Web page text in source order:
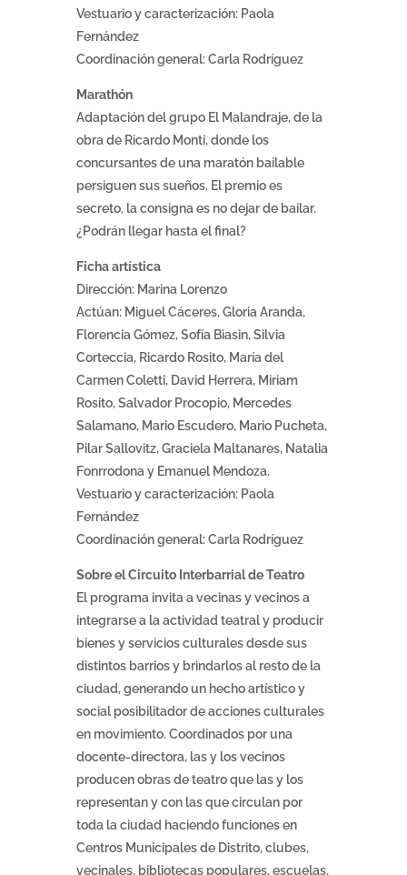
Vestuario y caracterización: Paola
Fernández
Coordinación general: Carla Rodríguez
Marathón
Adaptación del grupo El Malandraje, de la
obra de Ricardo Monti, donde los
concursantes de una maratón bailable
persiguen sus sueños. El premio es
secreto, la consigna es no dejar de bailar.
¿Podrán llegar hasta el final?
Ficha artística
Dirección: Marina Lorenzo
Actúan: Miguel Cáceres, Gloria Aranda,
Florencia Gómez, Sofía Biasin, Silvia
Corteccia, Ricardo Rosito, María del
Carmen Coletti, David Herrera, Miriam
Rosito, Salvador Procopio, Mercedes
Salamano, Mario Escudero, Mario Pucheta,
Pilar Sallovitz, Graciela Maltanares, Natalia
Fonrrodona y Emanuel Mendoza.
Vestuario y caracterización: Paola
Fernández
Coordinación general: Carla Rodríguez
Sobre el Circuito Interbarrial de Teatro
El programa invita a vecinas y vecinos a
integrarse a la actividad teatral y producir
bienes y servicios culturales desde sus
distintos barrios y brindarlos al resto de la
ciudad, generando un hecho artístico y
social posibilitador de acciones culturales
en movimiento. Coordinados por una
docente-directora, las y los vecinos
producen obras de teatro que las y los
representan y con las que circulan por
toda la ciudad haciendo funciones en
Centros Municipales de Distrito, clubes,
vecinales, bibliotecas populares, escuelas,